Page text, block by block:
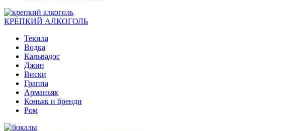
КРЕПКИЙ АЛКОГОЛЬ
Текила
Водка
Кальвадос
Джин
Виски
Граппа
Арманьяк
Коньяк и бренди
Ром